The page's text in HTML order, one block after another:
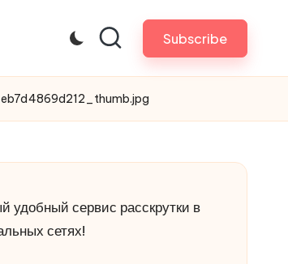
Subscribe
удобный сервис расскрутки в
сетях!